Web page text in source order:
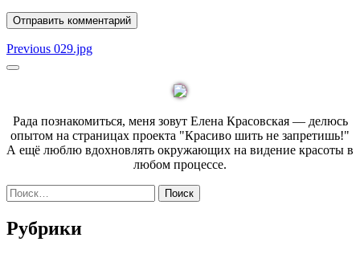
Навигация
по
Previous Previous
029.jpg
Sidebar
Рада познакомиться, меня зовут Елена Красовская — делюсь
опытом на страницах проекта "Красиво шить не запретишь!"
А ещё люблю вдохновлять окружающих на видение красоты в
любом процессе.
Найти:
Рубрики